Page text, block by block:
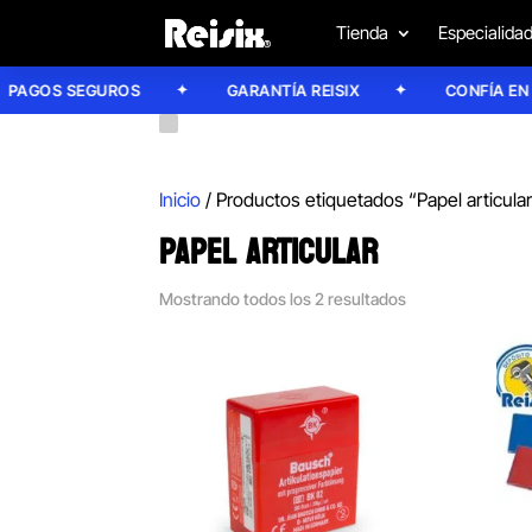
Tienda
SEGUROS GARANTÍA REISIX CONFÍA EN
Inicio / Productos etiquetados “Papel
PAPEL ARTICULAR
Mostrando todos los 2 resultados